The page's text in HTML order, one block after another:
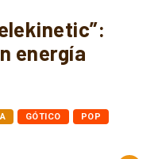
energía
GÓTICO POP